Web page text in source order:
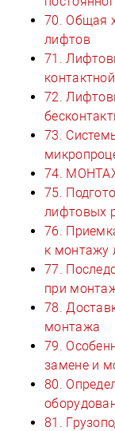
70. Общая
лифтов
71.
72.
73.
74.
75.
лифтовых
76.
к монтажу
77.
при
78.
монтажа
79.
замене и
80.
81.